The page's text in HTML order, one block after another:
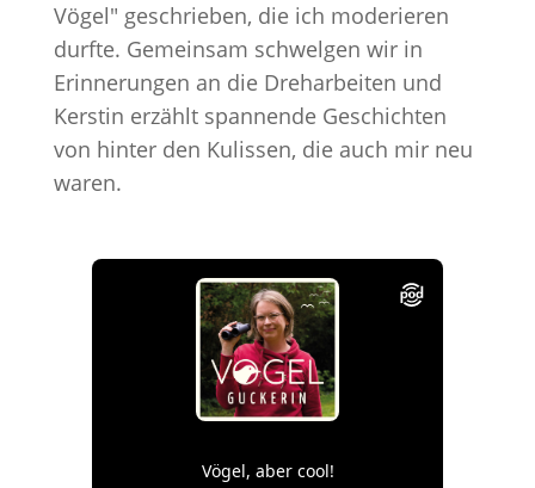
Vögel" geschrieben, die ich moderieren
durfte. Gemeinsam schwelgen wir in
Erinnerungen an die Dreharbeiten und
Kerstin erzählt spannende Geschichten
von hinter den Kulissen, die auch mir neu
waren.